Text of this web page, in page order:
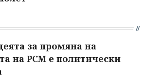
за промяна на
на РСМ е политически